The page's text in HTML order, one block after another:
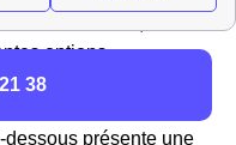
options
diffèrent selon les
dessous présente une
38